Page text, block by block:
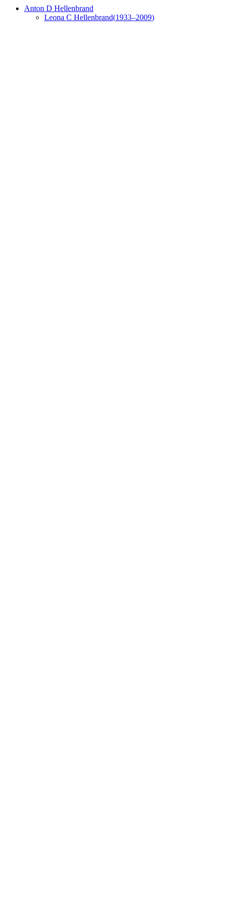
Anton D Hellenbrand
Leona C Hellenbrand(1933–2009)